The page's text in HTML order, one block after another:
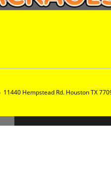
11440 Hempstead Rd. Houston TX